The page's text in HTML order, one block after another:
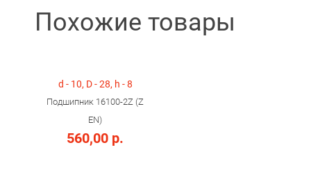
Похожие товары
d - 10, D - 28, h - 8
Подшипник 16100-2Z (Z
EN)
560,00 р.